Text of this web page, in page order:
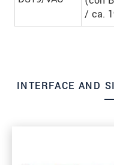
/ ca.
INTERFACE AND